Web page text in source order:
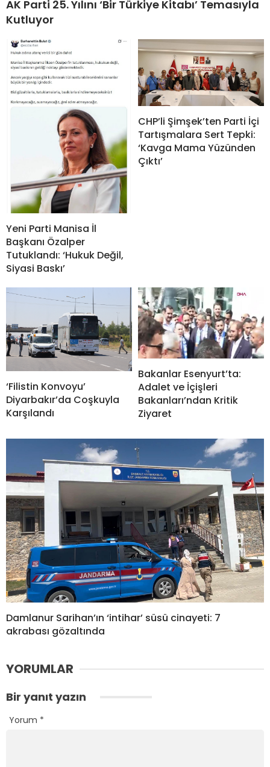
AK Parti 25. Yılını ‘Bir Türkiye Kitabı’ Temasıyla
Kutluyor
Yeni Parti Manisa İl
Başkanı Özalper
Tutuklandı: ‘Hukuk Değil,
Siyasi Baskı’
CHP’li Şimşek’ten Parti İçi
Tartışmalara Sert Tepki:
‘Kavga Mama Yüzünden
Çıktı’
‘Filistin Konvoyu’
Diyarbakır’da Coşkuyla
Karşılandı
Bakanlar Esenyurt’ta:
Adalet ve İçişleri
Bakanları’ndan Kritik
Ziyaret
Damlanur Sarihan’ın ‘intihar’ süsü cinayeti: 7
akrabası gözaltında
YORUMLAR
Bir yanıt yazın
Yorum *